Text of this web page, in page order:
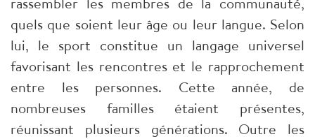
quels que soient leur âge ou leur langue. Selon
lui, le sport constitue un langage universel
favorisant les rencontres et le rapprochement
entre les personnes. Cette année, de
nombreuses familles étaient présentes,
réunissant plusieurs générations. Outre les